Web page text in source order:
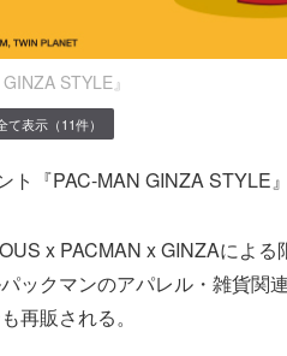
STYLE』
て表示（11件）
『PAC-MAN GINZA STYLE
x PACMAN x GINZAによる
ックマンのアパレル・雑貨関
再販される。